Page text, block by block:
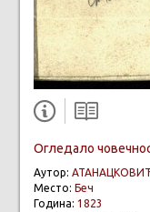
Огледало
Аутор:
Место: Беч
Година: 1823